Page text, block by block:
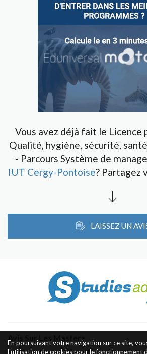
Vous avez déjà fait le Licence
Qualité, hygiène, sécurité,
- Parcours Système de
IUT Cergy-Pontoise? Partagez
LAISSEZ UN
En poursuivant votre navigation sur ce site,
l'utilisation de cookies pour le fonctionnement